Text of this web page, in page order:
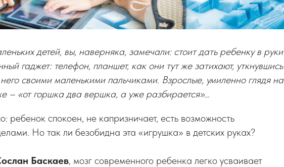
детей, вы, наверняка, замечали: стоит дать ребенку в руки
гаджет: телефон, планшет, как они тут же затихают, уткнувшись
своими маленькими пальчиками. Взрослые, умиленно глядя на
– «от горшка два вершка, а уже разбирается»…
ребенок спокоен, не капризничает, есть возможность
Но так ли безобидна эта «игрушка» в детских руках?
Баскаев, мозг современного ребенка легко усваивает